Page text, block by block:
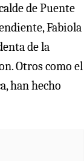
de Puente
Fabiola
de la
Otros como el
han hecho